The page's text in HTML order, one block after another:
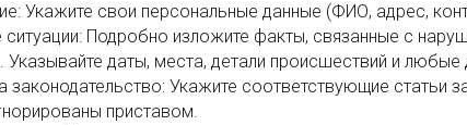
Укажите свои персональные данные (ФИО, адрес,
ситуации: Подробно изложите факты, связанные с
Указывайте даты, места, детали происшествий и
законодательство: Укажите соответствующие статьи
приставом.